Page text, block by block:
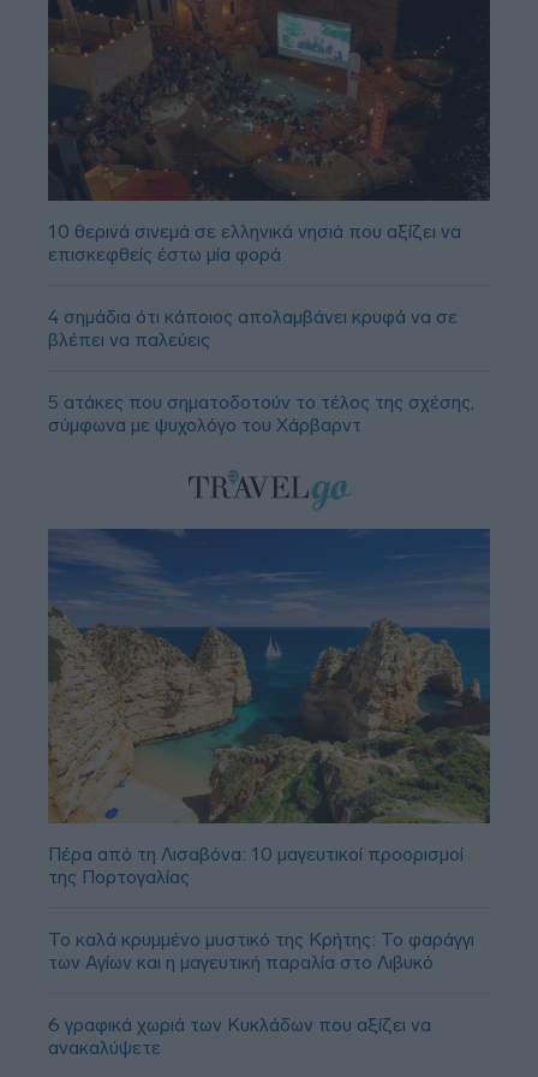
10 θερινά σινεμά σε ελληνικά νησιά που αξίζει να
επισκεφθείς έστω μία φορά
4 σημάδια ότι κάποιος απολαμβάνει κρυφά να σε
βλέπει να παλεύεις
5 ατάκες που σηματοδοτούν το τέλος της σχέσης,
σύμφωνα με ψυχολόγο του Χάρβαρντ
Πέρα από τη Λισαβόνα: 10 μαγευτικοί προορισμοί
της Πορτογαλίας
Το καλά κρυμμένο μυστικό της Κρήτης: Το φαράγγι
των Αγίων και η μαγευτική παραλία στο Λιβυκό
6 γραφικά χωριά των Κυκλάδων που αξίζει να
ανακαλύψετε